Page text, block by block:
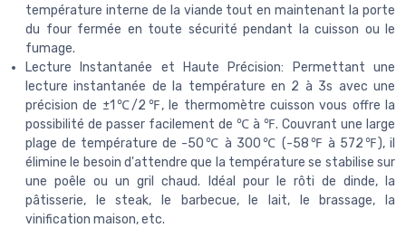
température interne de la viande tout en maintenant la porte
du four fermée en toute sécurité pendant la cuisson ou le
fumage.
Lecture Instantanée et Haute Précision: Permettant une
lecture instantanée de la température en 2 à 3s avec une
précision de ±1℃/2℉, le thermomètre cuisson vous offre la
possibilité de passer facilement de ℃ à ℉. Couvrant une large
plage de température de -50℃ à 300℃ (-58℉ à 572℉), il
élimine le besoin d'attendre que la température se stabilise sur
une poêle ou un gril chaud. Idéal pour le rôti de dinde, la
pâtisserie, le steak, le barbecue, le lait, le brassage, la
vinification maison, etc.